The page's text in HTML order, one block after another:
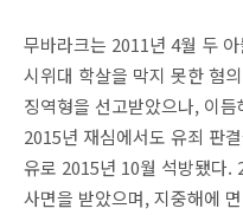
무바라크는 2011년 4월 두
시위대 학살을 막지 못한 혐
징역형을 선고받았으나, 이
2015년 재심에서도 유죄 판
유로 2015년 10월 석방됐다.
사면을 받았으며, 지중해에